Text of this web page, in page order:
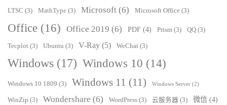
LTSC (3) MathType (3) Microsoft (6) Microsoft Office (3)
Office (16) Office 2019 (6) PDF (4) Prism (3) QQ (3)
Tecplot (3) Ubuntu (3) V-Ray (5) WeChat (3)
Windows (17) Windows 10 (14)
Windows 10 1809 (3) Windows 11 (11) Windows Server (2)
WinZip (3) Wondershare (6) WordPress (3) 云服务器 (3) 微信 (4)